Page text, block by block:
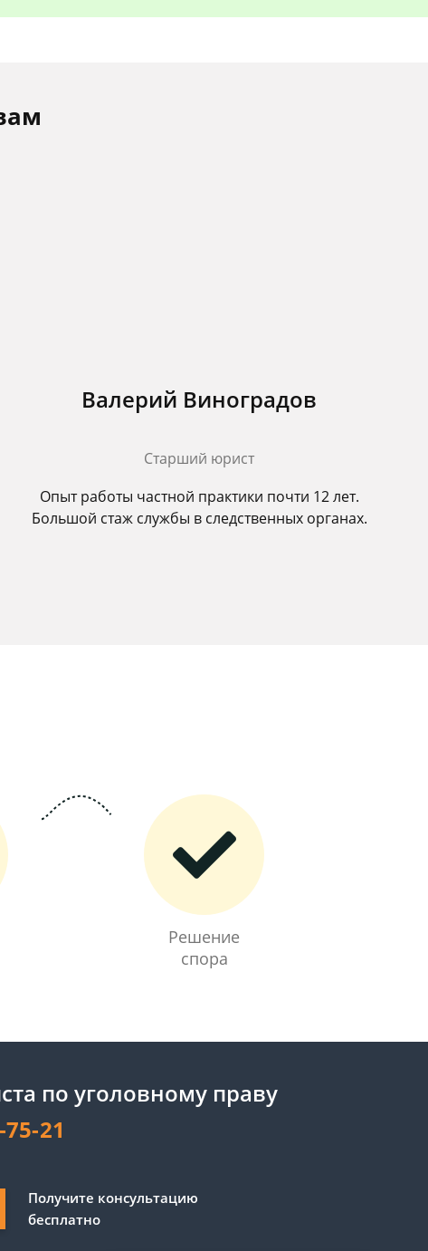
Валерий Виноградов
Старший юрист
Опыт работы частной практики почти 12 лет.
Большой стаж службы в следственных органах.
Решение
спора
по уголовному праву
21
Получите консультацию
бесплатно